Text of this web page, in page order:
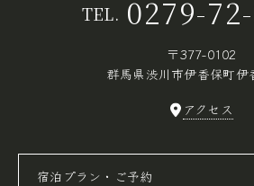
TEL. 0279-
〒377-0102
群馬県渋川市伊香保町伊
アクセス
宿泊プラン・ご予約